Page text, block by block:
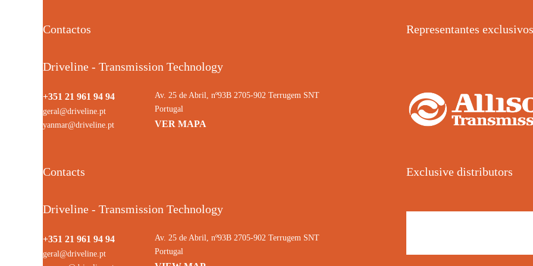
Contactos
Driveline - Transmission Technology
+351 21 961 94 94
geral@driveline.pt
yanmar@driveline.pt
Av. 25 de Abril, nº93B 2705-902 Terrugem SNT
Portugal
VER MAPA
Representantes exclusivos
Contacts
Driveline - Transmission Technology
+351 21 961 94 94
geral@driveline.pt
Av. 25 de Abril, nº93B 2705-902 Terrugem SNT
Portugal
Exclusive distributors